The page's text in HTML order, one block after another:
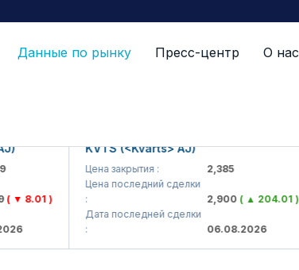
Данные по рынку Пресс-центр О нас
8.01 )
KVTS (<Kvarts> AJ)
Цена закрытия :
2,385
Цена последний сделки
2,900( ▲ 204.01 )
Дата последней сделки
06.08.2026